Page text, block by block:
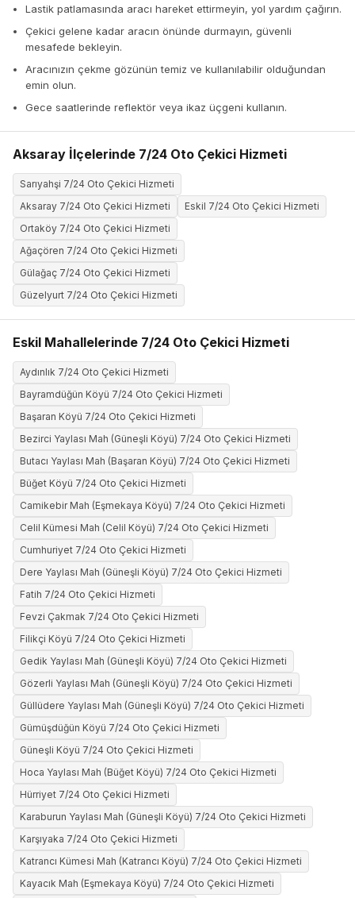
Lastik patlamasında aracı hareket ettirmeyin, yol yardım çağırın.
Çekici gelene kadar aracın önünde durmayın, güvenli
mesafede bekleyin.
Aracınızın çekme gözünün temiz ve kullanılabilir olduğundan
emin olun.
Gece saatlerinde reflektör veya ikaz üçgeni kullanın.
Aksaray İlçelerinde 7/24 Oto Çekici Hizmeti
Sarıyahşi 7/24 Oto Çekici Hizmeti
Aksaray 7/24 Oto Çekici Hizmeti
Eskil 7/24 Oto Çekici Hizmeti
Ortaköy 7/24 Oto Çekici Hizmeti
Ağaçören 7/24 Oto Çekici Hizmeti
Gülağaç 7/24 Oto Çekici Hizmeti
Güzelyurt 7/24 Oto Çekici Hizmeti
Eskil Mahallelerinde 7/24 Oto Çekici Hizmeti
Aydınlık 7/24 Oto Çekici Hizmeti
Bayramdüğün Köyü 7/24 Oto Çekici Hizmeti
Başaran Köyü 7/24 Oto Çekici Hizmeti
Bezirci Yaylası Mah (Güneşli Köyü) 7/24 Oto Çekici Hizmeti
Butacı Yaylası Mah (Başaran Köyü) 7/24 Oto Çekici Hizmeti
Büğet Köyü 7/24 Oto Çekici Hizmeti
Camikebir Mah (Eşmekaya Köyü) 7/24 Oto Çekici Hizmeti
Celil Kümesi Mah (Celil Köyü) 7/24 Oto Çekici Hizmeti
Cumhuriyet 7/24 Oto Çekici Hizmeti
Dere Yaylası Mah (Güneşli Köyü) 7/24 Oto Çekici Hizmeti
Fatih 7/24 Oto Çekici Hizmeti
Fevzi Çakmak 7/24 Oto Çekici Hizmeti
Filikçi Köyü 7/24 Oto Çekici Hizmeti
Gedik Yaylası Mah (Güneşli Köyü) 7/24 Oto Çekici Hizmeti
Gözerli Yaylası Mah (Güneşli Köyü) 7/24 Oto Çekici Hizmeti
Güllüdere Yaylası Mah (Güneşli Köyü) 7/24 Oto Çekici Hizmeti
Gümüşdüğün Köyü 7/24 Oto Çekici Hizmeti
Güneşli Köyü 7/24 Oto Çekici Hizmeti
Hoca Yaylası Mah (Büğet Köyü) 7/24 Oto Çekici Hizmeti
Hürriyet 7/24 Oto Çekici Hizmeti
Karaburun Yaylası Mah (Güneşli Köyü) 7/24 Oto Çekici Hizmeti
Karşıyaka 7/24 Oto Çekici Hizmeti
Katrancı Kümesi Mah (Katrancı Köyü) 7/24 Oto Çekici Hizmeti
Kayacık Mah (Eşmekaya Köyü) 7/24 Oto Çekici Hizmeti